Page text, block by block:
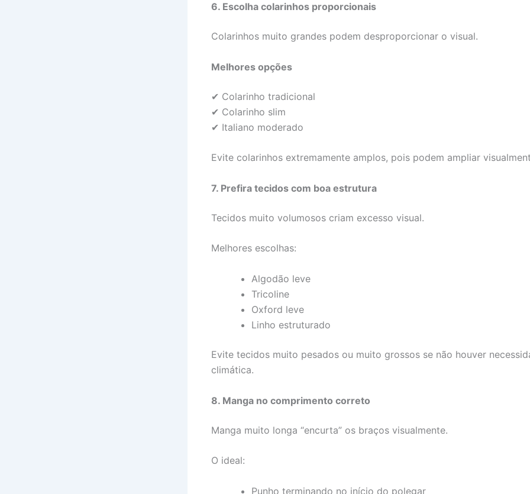
6. Escolha colarinhos proporcionais
Colarinhos muito grandes podem desproporcionar o visual.
Melhores opções
✔ Colarinho tradicional
✔ Colarinho slim
✔ Italiano moderado
Evite colarinhos extremamente amplos, pois podem ampliar
7. Prefira tecidos com boa estrutura
Tecidos muito volumosos criam excesso visual.
Melhores escolhas:
Algodão leve
Tricoline
Oxford leve
Linho estruturado
Evite tecidos muito pesados ou muito grossos se não houver
climática.
8. Manga no comprimento correto
Manga muito longa “encurta” os braços visualmente.
O ideal:
Punho terminando no início do polegar